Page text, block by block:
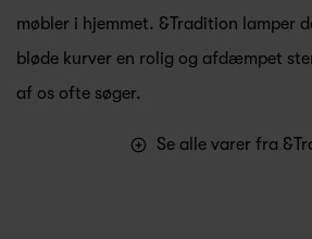
møbler i hjemmet. &Tradition lamper
bløde kurver en rolig og afdæmpet
af os ofte søger.
Se alle varer fra